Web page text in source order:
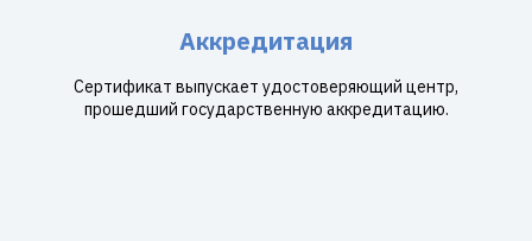
Аккредитация
Сертификат выпускает удостоверяющий центр,
прошедший государственную аккредитацию.